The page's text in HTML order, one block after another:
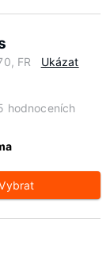
FR
Ukázat
hodnoceních